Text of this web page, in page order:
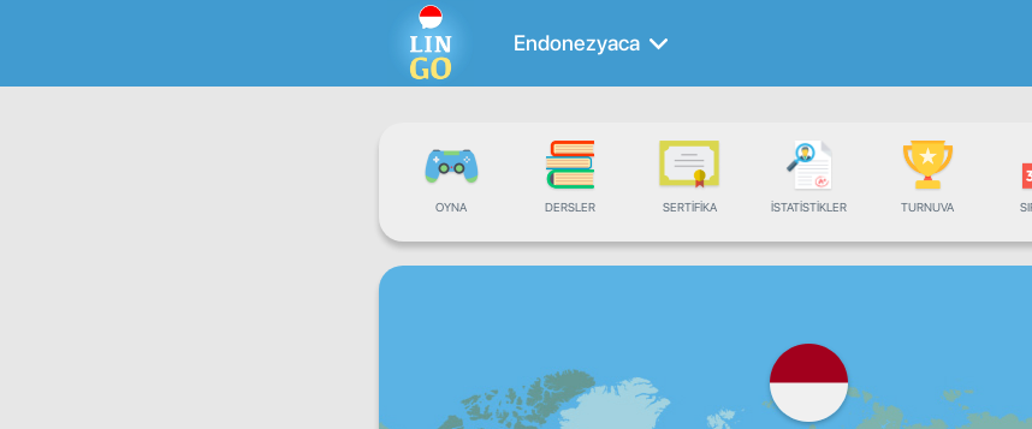
Endonezyaca
OYNA DERSLER SERTIFIKA İSTATISTIKLER TURNUVA